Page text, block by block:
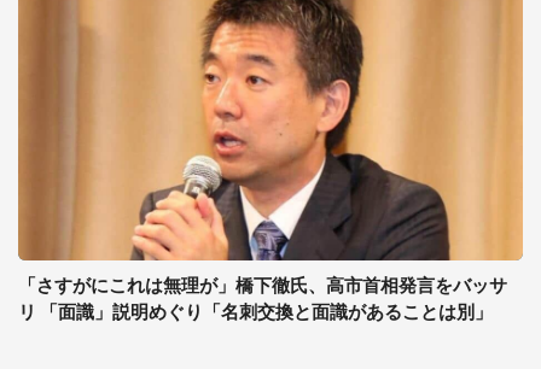
「さすがにこれは無理が」橋下徹氏、高市首相発言をバッサ
リ 「面識」説明めぐり「名刺交換と面識があることは別」